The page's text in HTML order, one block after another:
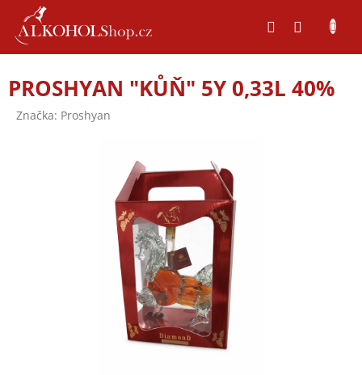
obsah
PROSHYAN "KŮŇ" 5Y 0,33L 40%
Značka: Proshyan